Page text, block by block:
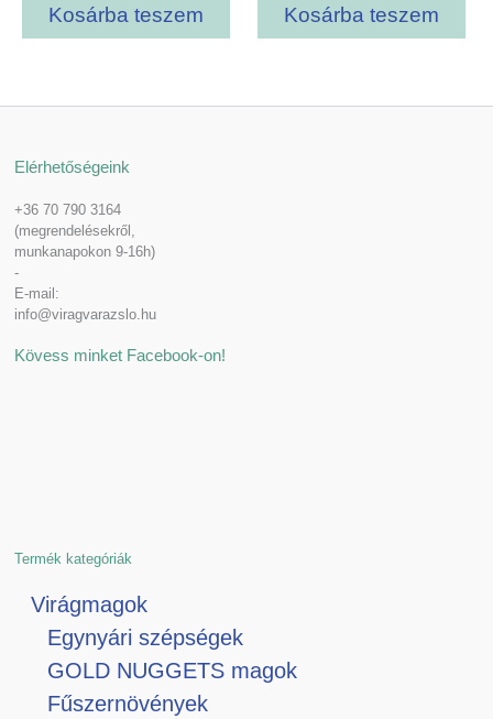
Kosárba teszem Kosárba teszem
Elérhetőségeink
+36 70 790 3164
(megrendelésekről,
munkanapokon 9-16h)
-
E-mail:
info@viragvarazslo.hu
Kövess minket Facebook-on!
Termék kategóriák
Virágmagok
Egynyári szépségek
GOLD NUGGETS magok
Fűszernövények